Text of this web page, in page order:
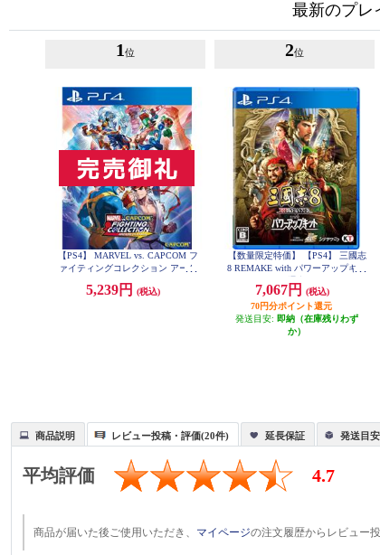
最新のプレ
1 位
【PS4】 MARVEL vs. CAPCOM フ
ァイティングコレクション アーケ
5,239円 (税込)
2位
【数量限定特価】 【PS4】 三國志
8 REMAKE with パワーアップキッ
7,067円
(税込)
70円分ポイント還元
発送目安: 即納（在庫残りわず
か）
商品説明 レビュー投稿・評価(20件) 延長保証 発送目安
平均評価 4.7
商品が届いた後ご使用いただき、 マイページの注文履歴からレビュー